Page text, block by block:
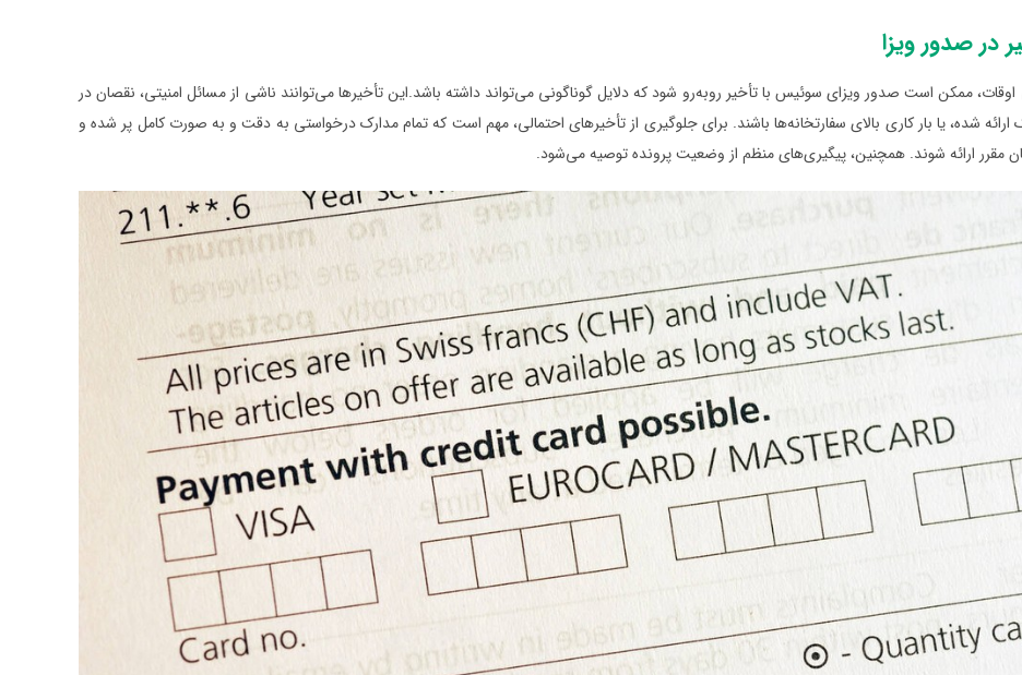
در صدور ویزا
ممکن است صدور ویزای سوئیس با تأخیر روبه‌رو شود که دلایل گوناگونی می‌تواند داشته باشد.این تأخیرها می‌توانند ناشی از مسائل امنیتی، نقصان در
ارائه شده، یا بار کاری بالای سفارتخانه‌ها باشند. برای جلوگیری از تأخیرهای احتمالی، مهم است که تمام مدارک درخواستی به دقت و به صورت کامل پر شده و
مقرر ارائه شوند. همچنین، پیگیری‌های منظم از وضعیت پرونده توصیه می‌شود.